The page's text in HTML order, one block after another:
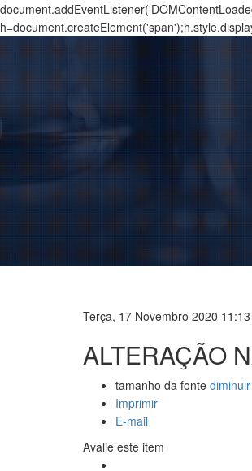
Terça, 17 Novembro 2020 11:13
ALTERAÇÃO
tamanho da fonte
Imprimir
E-mail
Avalie este item